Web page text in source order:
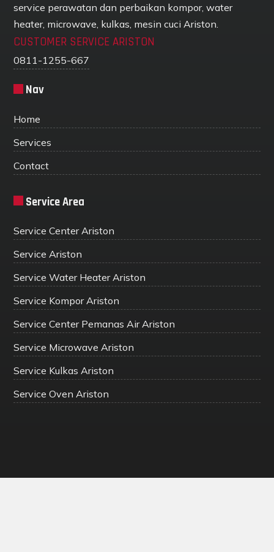
service perawatan dan perbaikan kompor, water
heater, microwave, kulkas, mesin cuci Ariston.
CUSTOMER SERVICE ARISTON
0811-1255-667
Nav
Home
Services
Contact
Service Area
Service Center Ariston
Service Ariston
Service Water Heater Ariston
Service Kompor Ariston
Service Center Pemanas Air Ariston
Service Microwave Ariston
Service Kulkas Ariston
Service Oven Ariston